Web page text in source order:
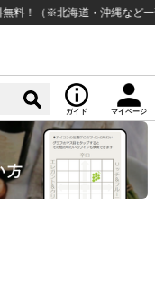
※北海道・沖縄など一部例外
ガイド マイページ